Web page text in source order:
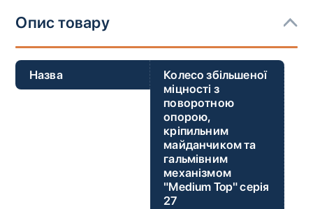
Опис товару
Назва
Колесо збільшеної
міцності з
поворотною
опорою,
кріпильним
майданчиком та
гальмівним
механізмом
"Medium Top" серія
27